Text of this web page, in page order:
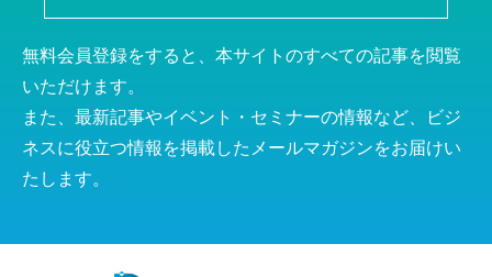
無料会員登録をすると、本サイトのすべての記事を閲覧
いただけます。
また、最新記事やイベント・セミナーの情報など、ビジ
ネスに役立つ情報を掲載したメールマガジンをお届けい
たします。